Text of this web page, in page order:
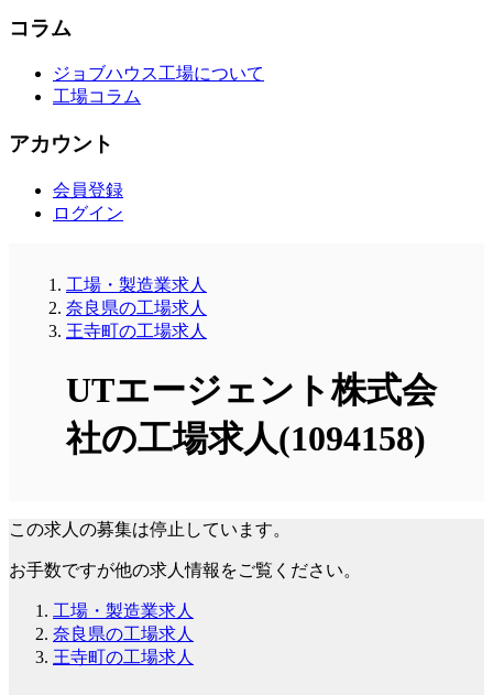
コラム
ジョブハウス工場について
工場コラム
アカウント
会員登録
ログイン
工場・製造業求人
奈良県の工場求人
王寺町の工場求人
UTエージェント株式会
社の工場求人(1094158)
この求人の募集は停止しています。
お手数ですが他の求人情報をご覧ください。
工場・製造業求人
奈良県の工場求人
王寺町の工場求人